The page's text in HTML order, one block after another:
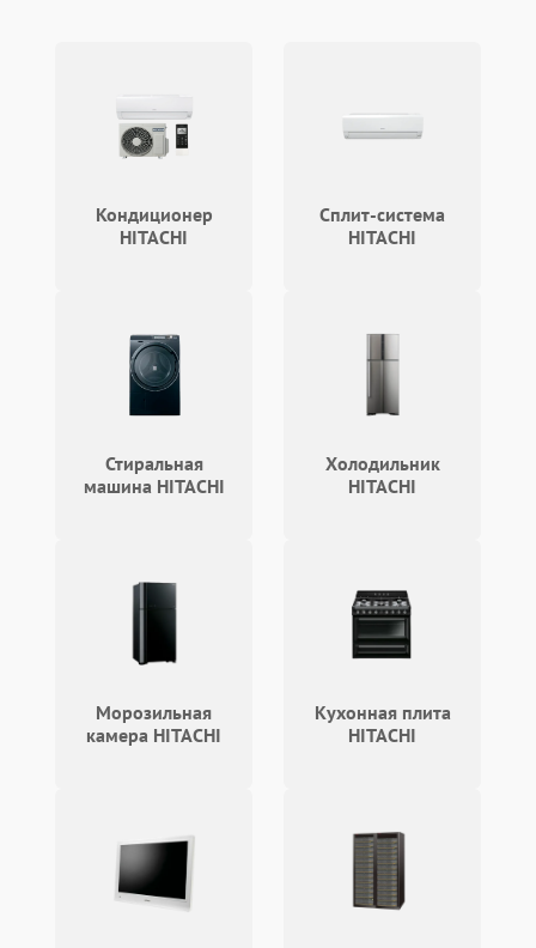
Зависает программа
Ошибка на дисплее Подробнее →
Кондиционер
HITACHI
Сплит-система
HITACHI
Стиральная
машина HITACHI
Холодильник
HITACHI
Морозильная
камера HITACHI
Кухонная плита
HITACHI